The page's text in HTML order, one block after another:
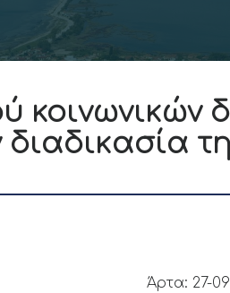
κοινωνικών
09-